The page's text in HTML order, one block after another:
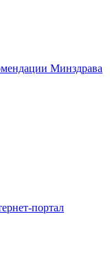
Минздрава
портал